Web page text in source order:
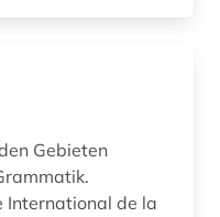
Gebieten
International de la